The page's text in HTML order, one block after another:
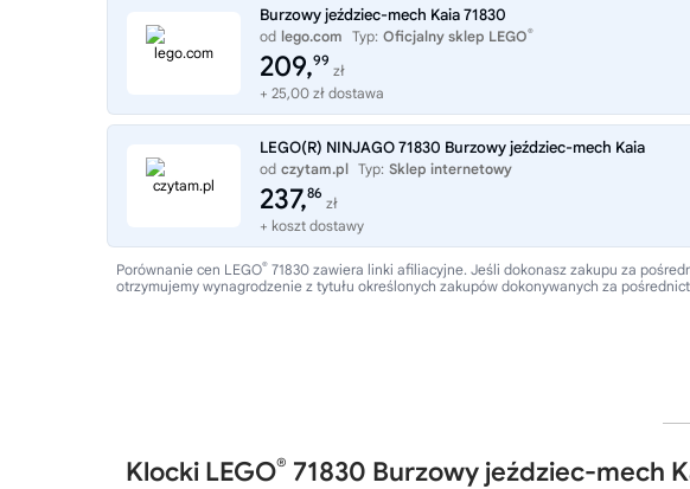
Burzowy jeździec-mech Kaia 71830
od lego.com Typ: Oficjalny sklep LEGO®
209,99
zł
+ 25,00 zł dostawa
LEGO(R) NINJAGO 71830 Burzowy jeździec-mech Kaia
od czytam.pl Typ: Sklep internetowy
237,86
zł
+ koszt dostawy
Porównanie cen LEGO® 71830 zawiera linki afiliacyjne. Jeśli dokonasz zakupu za
otrzymujemy wynagrodzenie z tytułu określonych zakupów dokonywanych za
Klocki LEGO® 71830 Burzowy jeździec-mech